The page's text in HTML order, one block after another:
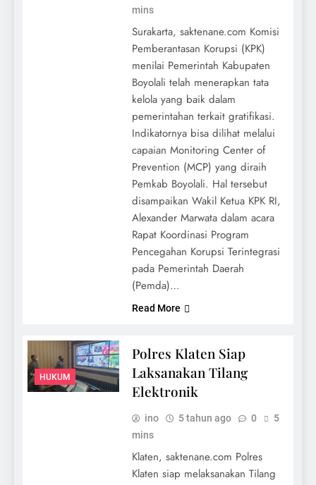
mins
Surakarta, saktenane.com Komisi
Pemberantasan Korupsi (KPK)
menilai Pemerintah Kabupaten
Boyolali telah menerapkan tata
kelola yang baik dalam
pemerintahan terkait gratifikasi.
Indikatornya bisa dilihat melalui
capaian Monitoring Center of
Prevention (MCP) yang diraih
Pemkab Boyolali. Hal tersebut
disampaikan Wakil Ketua KPK RI,
Alexander Marwata dalam acara
Rapat Koordinasi Program
Pencegahan Korupsi Terintegrasi
pada Pemerintah Daerah
(Pemda)…
Read More
HUKUM
Polres Klaten Siap
Laksanakan Tilang
Elektronik
ino 5 tahun ago 0
5
mins
Klaten, saktenane.com Polres
Klaten siap melaksanakan Tilang